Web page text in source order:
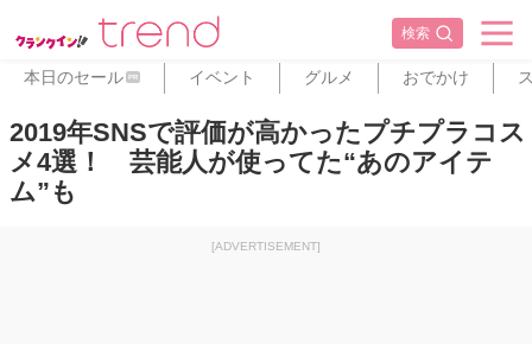
検索
本日のセール PR イベント グルメ おでかけ
2019年SNSで評価が高かったプチプラコス
メ4選！ 芸能人が使ってた“あのアイテ
ム”も
[ADVERTISEMENT]